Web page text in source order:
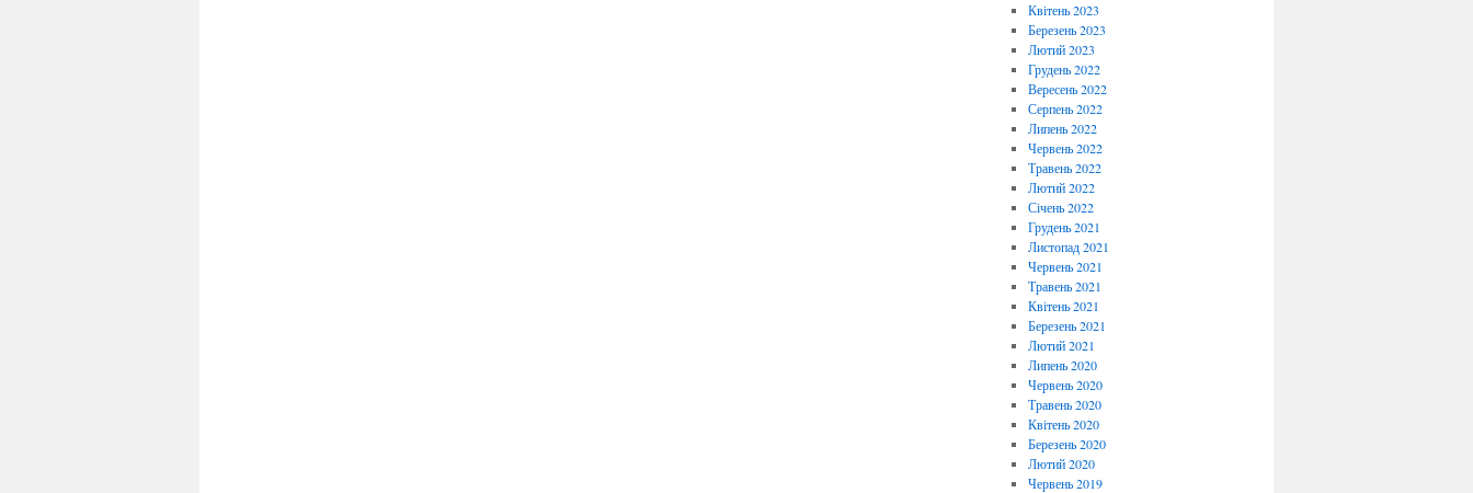
Квітень 2023
Березень 2023
Лютий 2023
Грудень 2022
Вересень 2022
Серпень 2022
Липень 2022
Червень 2022
Травень 2022
Лютий 2022
Січень 2022
Грудень 2021
Листопад 2021
Червень 2021
Травень 2021
Квітень 2021
Березень 2021
Лютий 2021
Липень 2020
Червень 2020
Травень 2020
Квітень 2020
Березень 2020
Лютий 2020
Червень 2019